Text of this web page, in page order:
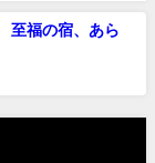
至福の宿、あら